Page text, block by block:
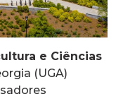
e Ciências
(UGA)